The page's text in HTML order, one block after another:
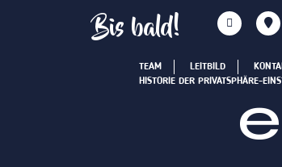
Bis bald!
TEAM LEITBILD
HISTORIE DER PRIVATSPHÄRE-